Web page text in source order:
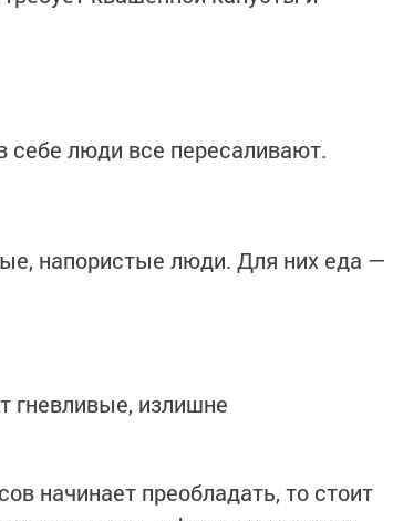
себе люди все пересаливают.
напористые люди. Для них еда —
гневливые, излишне
начинает преобладать, то стоит